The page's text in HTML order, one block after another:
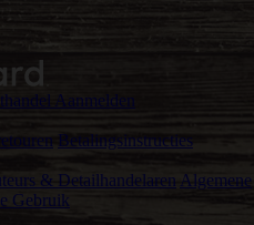
Aanmelden
Betalingsinstructies
& Detailhandelaren Algemene
Gebruik